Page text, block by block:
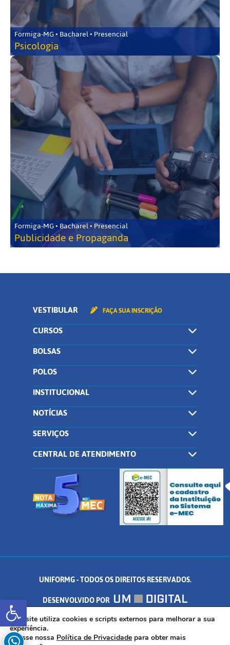
Abrir a barra de ferramentas
Formiga-MG • Bacharel • Presencial
Psicologia
Formiga-MG • Bacharel • Presencial
Publicidade e Propaganda
VESTIBULAR FAÇA SUA INSCRIÇÃO
CURSOS
BOLSAS
POLOS
INSTITUCIONAL
NOTÍCIAS
SERVIÇOS
CENTRAL DE ATENDIMENTO
UNIFORMG - TODOS OS DIREITOS RESERVADOS.
DESENVOLVIDO POR
AV. DR. ARNALDO DE SENNA, 328 - PALMEIRAS, FORMIGA/MG - CEP:
35.574.530
Este site utiliza cookies e scripts externos para melhorar a sua
experiência.
Acesse nossa Política de Privacidade para obter mais